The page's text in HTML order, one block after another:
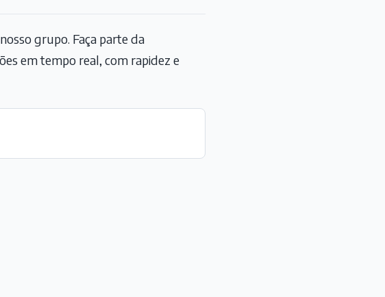
grupo. Faça parte da
em tempo real, com rapidez e